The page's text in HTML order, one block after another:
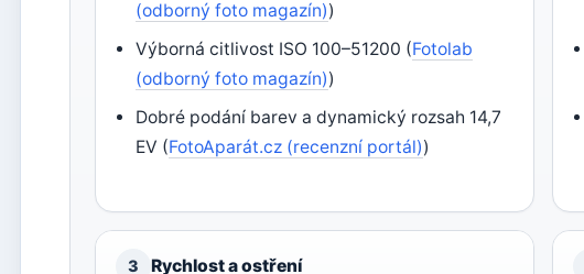
(odborný foto magazín))
Výborná citlivost ISO 100–51200 (Fotolab
(odborný foto magazín))
Dobré podání barev a dynamický rozsah 14,7
EV (FotoAparát.cz (recenzní portál))
3 Rychlost a ostření